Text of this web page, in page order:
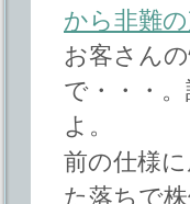
から非難
お客さん
で・・・
よ。
前の仕様
た落ちで